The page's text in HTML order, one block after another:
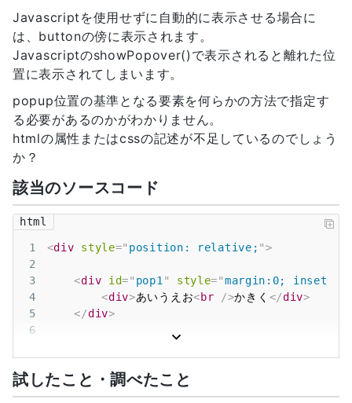
Javascriptを使用せずに自動的に表示させる場合に
は、buttonの傍に表示されます。
JavascriptのshowPopover()で表示されると離れた位
置に表示されてしまいます。
popup位置の基準となる要素を何らかの方法で指定す
る必要があるのかがわかりません。
htmlの属性またはcssの記述が不足しているのでしょう
か？
該当のソースコード
html
1 <div style=" position : relative ; ">
2
3
<div id=" pop1 " style="margin : 0; inset
4
<div>あいうえお<br />かきく </div>
5
</div>
6
9
</button>
10
試したこと・調べたこと